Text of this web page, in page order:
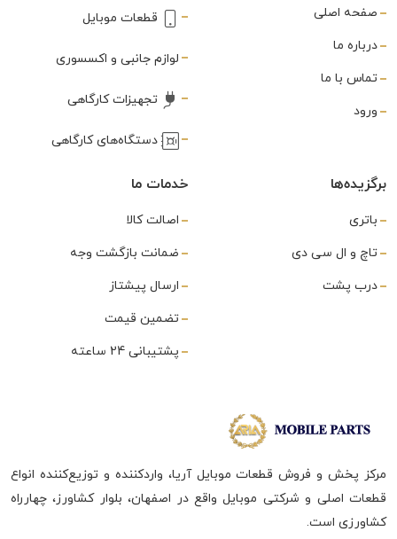
صفحه اصلی
درباره ما
تماس با ما
ورود
قطعات موبایل
لوازم جانبی و اکسسوری
تجهیزات کارگاهی
دستگاه‌های کارگاهی
برگزیده‌ها
باتری
تاچ و ال سی دی
درب پشت
خدمات ما
اصالت کالا
ضمانت بازگشت وجه
ارسال پیشتاز
تضمین قیمت
پشتیبانی 24 ساعته
مرکز پخش و فروش قطعات موبایل آریا، واردکننده و توزیع‌کننده انواع
قطعات اصلی و شرکتی موبایل واقع در اصفهان، بلوار کشاورز، چهارراه
کشاورزی است.